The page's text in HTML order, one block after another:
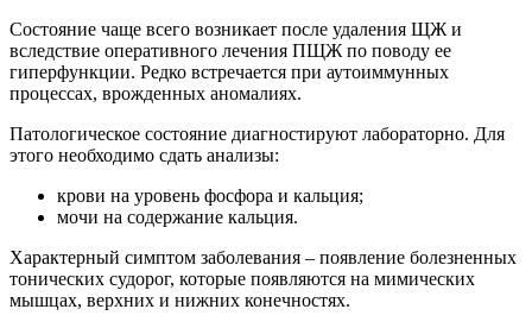
Состояние чаще всего возникает после удаления ЩЖ и
вследствие оперативного лечения ПЩЖ по поводу ее
гиперфункции. Редко встречается при аутоиммунных
процессах, врожденных аномалиях.
Патологическое состояние диагностируют лабораторно. Для
этого необходимо сдать анализы:
крови на уровень фосфора и кальция;
мочи на содержание кальция.
Характерный симптом заболевания – появление болезненных
тонических судорог, которые появляются на мимических
мышцах, верхних и нижних конечностях.